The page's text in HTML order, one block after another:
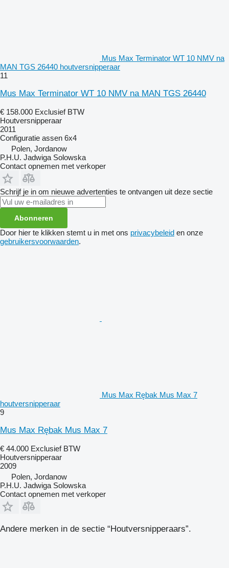
Mus Max Terminator WT 10 NMV na
MAN TGS 26440 houtversnipperaar
11
Mus Max Terminator WT 10 NMV na MAN TGS 26440
€ 158.000 Exclusief BTW
Houtversnipperaar
2011
Configuratie assen 6x4
Polen, Jordanow
P.H.U. Jadwiga Solowska
Contact opnemen met verkoper
Schrijf je in om nieuwe advertenties te ontvangen uit deze sectie
Abonneren
Door hier te klikken stemt u in met ons privacybeleid en onze
gebruikersvoorwaarden.
Mus Max Rębak Mus Max 7
houtversnipperaar
9
Mus Max Rębak Mus Max 7
€ 44.000 Exclusief BTW
Houtversnipperaar
2009
Polen, Jordanow
P.H.U. Jadwiga Solowska
Contact opnemen met verkoper
Andere merken in de sectie “Houtversnipperaars”.